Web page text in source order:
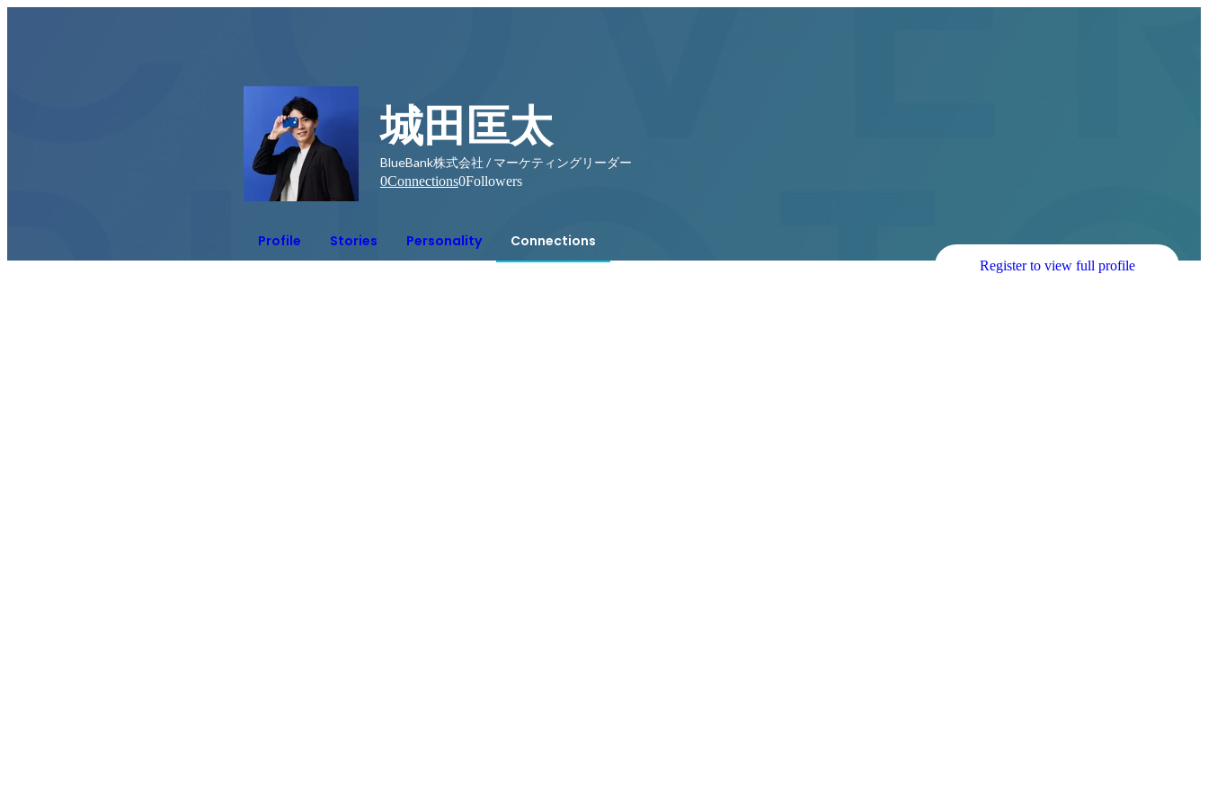
城田匡太
BlueBank株式会社 / マーケティングリーダー
0Connections0Followers
Profile Stories Personality Connections
Register to view full profile